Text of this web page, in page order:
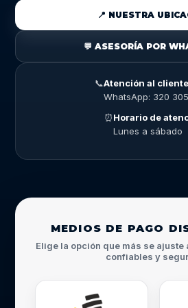
📍 NUESTRA
💬 ASESORÍA POR
📞Atención al cliente
WhatsApp: 320
⏰Horario de
Lunes a sábado
MEDIOS DE PAGO
Elige la opción que más se ajuste
confiables y